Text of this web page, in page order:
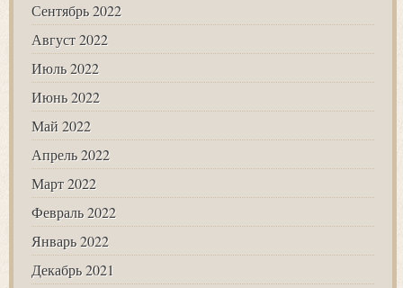
Сентябрь 2022
Август 2022
Июль 2022
Июнь 2022
Май 2022
Апрель 2022
Март 2022
Февраль 2022
Январь 2022
Декабрь 2021